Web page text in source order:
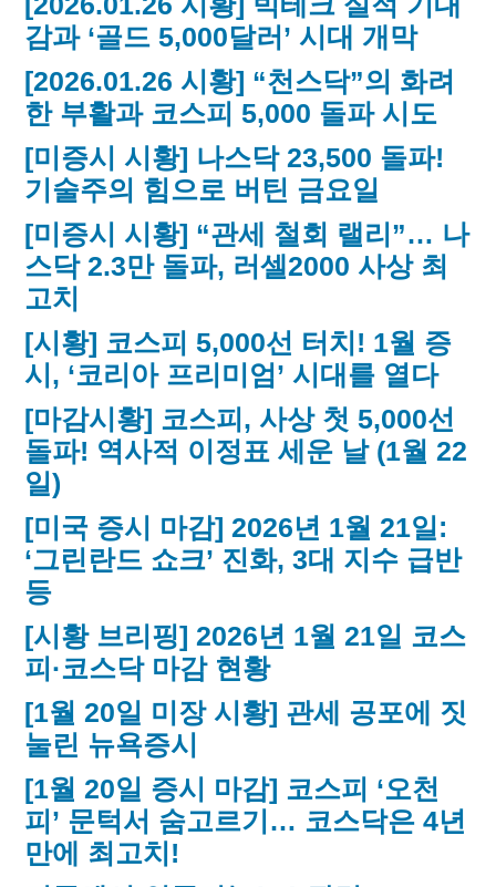
감과 ‘골드 5,000달러’ 시대 개막
[2026.01.26 시황] “천스닥”의 화려
한 부활과 코스피 5,000 돌파 시도
[미증시 시황] 나스닥 23,500 돌파!
기술주의 힘으로 버틴 금요일
[미증시 시황] “관세 철회 랠리”… 나
스닥 2.3만 돌파, 러셀2000 사상 최
고치
[시황] 코스피 5,000선 터치! 1월 증
시, ‘코리아 프리미엄’ 시대를 열다
[마감시황] 코스피, 사상 첫 5,000선
돌파! 역사적 이정표 세운 날 (1월 22
일)
[미국 증시 마감] 2026년 1월 21일:
‘그린란드 쇼크’ 진화, 3대 지수 급반
등
[시황 브리핑] 2026년 1월 21일 코스
피·코스닥 마감 현황
[1월 20일 미장 시황] 관세 공포에 짓
눌린 뉴욕증시
[1월 20일 증시 마감] 코스피 ‘오천
피’ 문턱서 숨고르기… 코스닥은 4년
만에 최고치!